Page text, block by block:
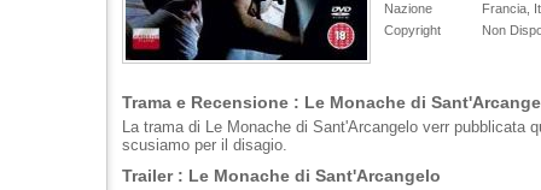
Nazione
Francia,
Copyright
Non
Trama e Recensione : Le Monache di
La trama di Le Monache di Sant'Arcangelo verr pubblicata
scusiamo per il disagio.
Trailer : Le Monache di Sant'Arcangelo